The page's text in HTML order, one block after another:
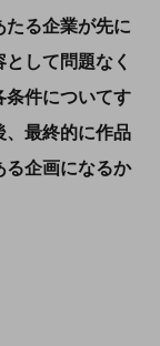
たる企業が先に
して問題なく
条件についてす
、最終的に作品
る企画になるか